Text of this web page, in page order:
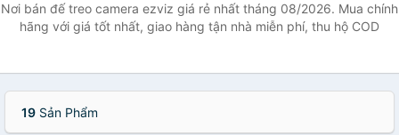
Nơi bán đế treo camera ezviz giá rẻ nhất tháng 08/2026. Mua chính
hãng với giá tốt nhất, giao hàng tận nhà miễn phí, thu hộ COD
19 Sản Phẩm